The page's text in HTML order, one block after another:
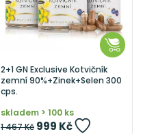
2+1 GN Exclusive Kotvičník
zemní 90%+Zinek+Selen 300
cps.
skladem > 100 ks
1 467 Kč 999 Kč